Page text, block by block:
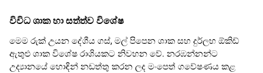
විවිධ ශාක හා සත්ත්ව විශේෂ
මෙම රුක් උයන දේශීය ගස්, මල් පිපෙන ශාක සහ දුර්ලභ ඕකිඩ්
ඇතුළු ශාක විශේෂ රාශියකට නිවහන වේ. නරඹන්නන්ට
උද්‍යානයේ හොඳින් නඩත්තු කරන ලද මංපෙත් ගවේෂණය කළ